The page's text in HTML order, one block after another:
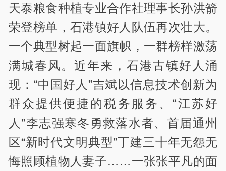
天泰粮食种植专业合作社理事长孙洪箭
荣登榜单，石港镇好人队伍再次壮大。
一个典型树起一面旗帜，一群榜样激荡
满城春风。近年来，石港古镇好人涌
现：“中国好人”吉斌以信息技术创新为
群众提供便捷的税务服务、“江苏好
人”李志强寒冬勇救落水者、首届通州
区“新时代文明典型”丁建三十年无怨无
悔照顾植物人妻子……一张张平凡的面